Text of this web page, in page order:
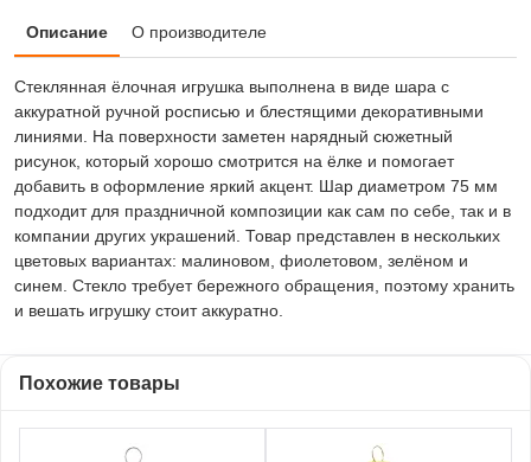
Описание О производителе
Стеклянная ёлочная игрушка выполнена в виде шара с
аккуратной ручной росписью и блестящими декоративными
линиями. На поверхности заметен нарядный сюжетный
рисунок, который хорошо смотрится на ёлке и помогает
добавить в оформление яркий акцент. Шар диаметром 75 мм
подходит для праздничной композиции как сам по себе, так и в
компании других украшений. Товар представлен в нескольких
цветовых вариантах: малиновом, фиолетовом, зелёном и
синем. Стекло требует бережного обращения, поэтому хранить
и вешать игрушку стоит аккуратно.
Похожие товары